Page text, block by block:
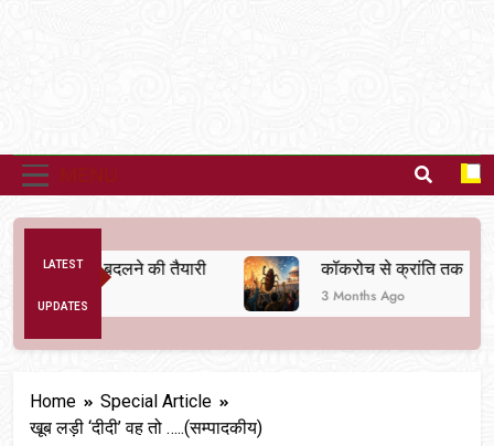
LATEST
UPDATES
व्यवस्था बदलने की तैयारी कॉकरोच से क्रांति तक
3 Months Ago
Home
Special Article
खूब लड़ी ‘दीदी’ वह तो …..(सम्पादकीय)